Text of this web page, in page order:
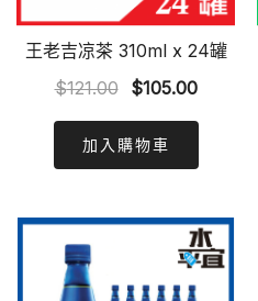
王老吉凉茶 310ml x 24罐
$121.00
Original
was:
$121.00.
$105.00Current
$105.00.
加入購物車